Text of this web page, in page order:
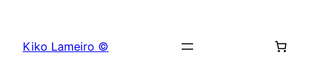
contenido
Kiko Lameiro ©